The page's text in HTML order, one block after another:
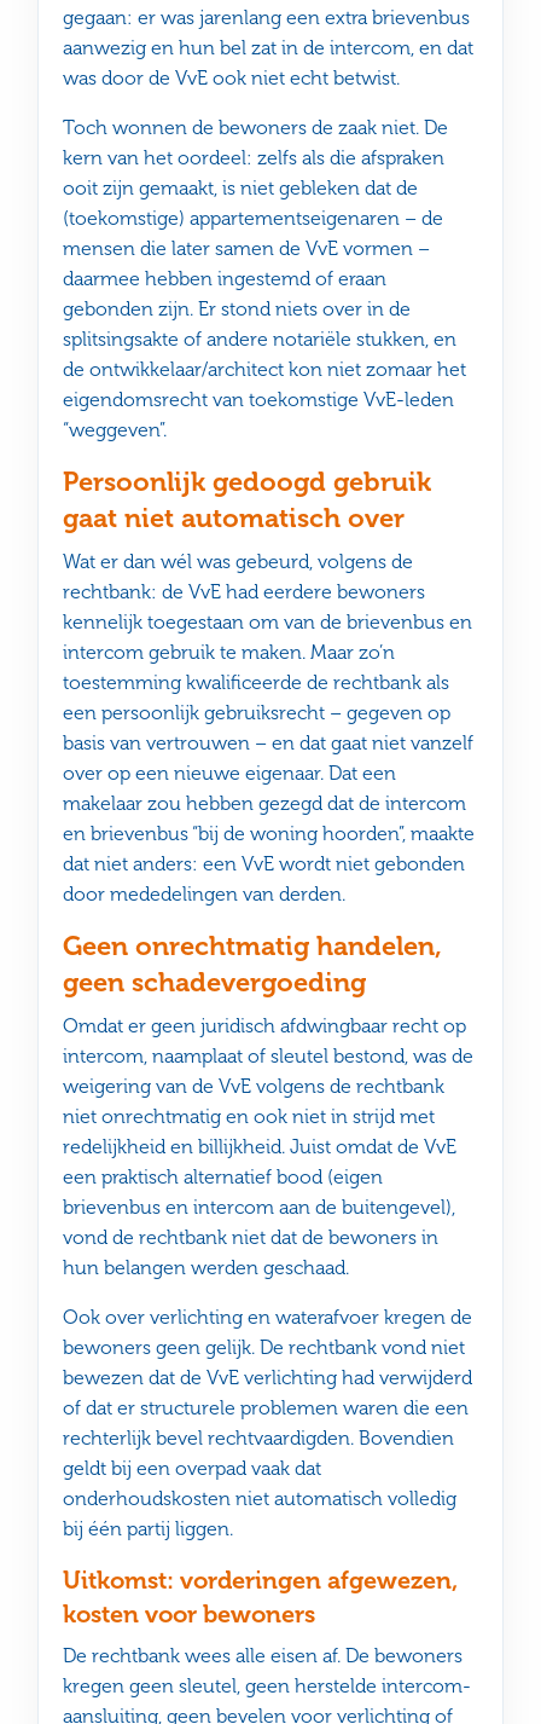
gegaan: er was jarenlang een extra brievenbus
aanwezig en hun bel zat in de intercom, en dat
was door de VvE ook niet echt betwist.
Toch wonnen de bewoners de zaak niet. De
kern van het oordeel: zelfs als die afspraken
ooit zijn gemaakt, is niet gebleken dat de
(toekomstige) appartementseigenaren – de
mensen die later samen de VvE vormen –
daarmee hebben ingestemd of eraan
gebonden zijn. Er stond niets over in de
splitsingsakte of andere notariële stukken, en
de ontwikkelaar/architect kon niet zomaar het
eigendomsrecht van toekomstige VvE-leden
“weggeven”.
Persoonlijk gedoogd gebruik
gaat niet automatisch over
Wat er dan wél was gebeurd, volgens de
rechtbank: de VvE had eerdere bewoners
kennelijk toegestaan om van de brievenbus en
intercom gebruik te maken. Maar zo’n
toestemming kwalificeerde de rechtbank als
een persoonlijk gebruiksrecht – gegeven op
basis van vertrouwen – en dat gaat niet vanzelf
over op een nieuwe eigenaar. Dat een
makelaar zou hebben gezegd dat de intercom
en brievenbus “bij de woning hoorden”, maakte
dat niet anders: een VvE wordt niet gebonden
door mededelingen van derden.
Geen onrechtmatig handelen,
geen schadevergoeding
Omdat er geen juridisch afdwingbaar recht op
intercom, naamplaat of sleutel bestond, was de
weigering van de VvE volgens de rechtbank
niet onrechtmatig en ook niet in strijd met
redelijkheid en billijkheid. Juist omdat de VvE
een praktisch alternatief bood (eigen
brievenbus en intercom aan de buitengevel),
vond de rechtbank niet dat de bewoners in
hun belangen werden geschaad.
Ook over verlichting en waterafvoer kregen de
bewoners geen gelijk. De rechtbank vond niet
bewezen dat de VvE verlichting had verwijderd
of dat er structurele problemen waren die een
rechterlijk bevel rechtvaardigden. Bovendien
geldt bij een overpad vaak dat
onderhoudskosten niet automatisch volledig
bij één partij liggen.
Uitkomst: vorderingen afgewezen,
kosten voor bewoners
De rechtbank wees alle eisen af. De bewoners
kregen geen sleutel, geen herstelde intercom-
aansluiting, geen bevelen voor verlichting of